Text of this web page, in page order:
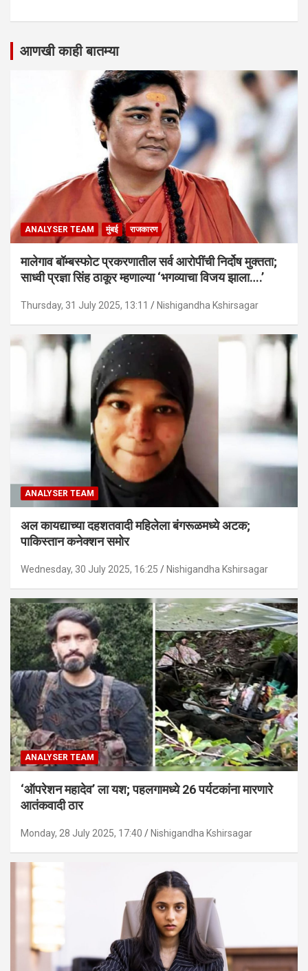
आणखी काही बातम्या
ANALYSER TEAM मुंबई राजकारण
मालेगाव बॉम्बस्फोट प्रकरणातील सर्व आरोपींची निर्दोष मुक्तता;
साध्वी प्रज्ञा सिंह ठाकूर म्हणाल्या ‘भगव्याचा विजय झाला….’
Thursday, 31 July 2025, 13:11 Nishigandha Kshirsagar
ANALYSER TEAM
अल कायद्याच्या दहशतवादी महिलेला बंगरूळमध्ये अटक;
पाकिस्तान कनेक्शन समोर
Wednesday, 30 July 2025, 16:25 Nishigandha Kshirsagar
ANALYSER TEAM
‘ऑपरेशन महादेव’ ला यश; पहलगामध्ये 26 पर्यटकांना मारणारे
आतंकवादी ठार
Monday, 28 July 2025, 17:40 Nishigandha Kshirsagar